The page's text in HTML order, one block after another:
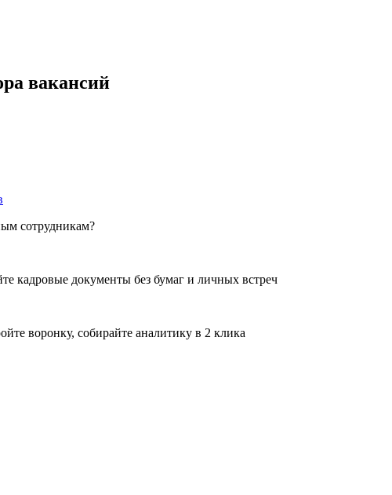
вакансий
сотрудникам?
кадровые документы без бумаг и личных встреч
воронку, собирайте аналитику в 2 клика